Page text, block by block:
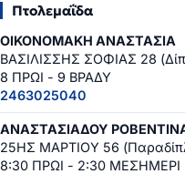
Πτολεμαΐδα
ΟΙΚΟΝΟΜΑΚΗ ΑΝΑΣΤΑΣΙΑ
ΒΑΣΙΛΙΣΣΗΣ ΣΟΦΙΑΣ 28
8 ΠΡΩΙ - 9 ΒΡΑΔΥ
2463025040
ΑΝΑΣΤΑΣΙΑΔΟΥ
25ΗΣ ΜΑΡΤΙΟΥ 56
8:30 ΠΡΩΙ - 2:30 ΜΕΣΗΜΕΡΙ